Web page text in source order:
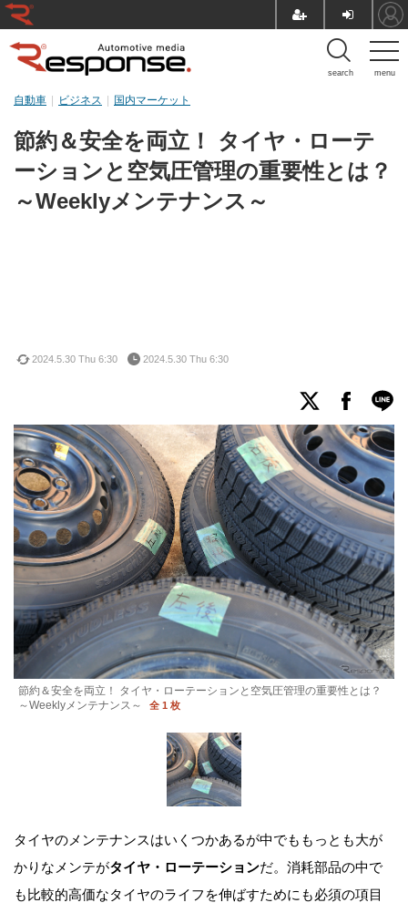
menu
search
節約＆安全を両立！ タイヤ・ローテ
ーションと空気圧管理の重要性とは？
～Weeklyメンテナンス～
自動車 ビジネス 国内マーケット
2024.5.30 Thu 6:30 2024.5.30 Thu 6:30
節約＆安全を両立！ タイヤ・ローテーションと空気圧管理の重要性とは？
～Weeklyメンテナンス～
全 1 枚
タイヤのメンテナンスはいくつかあるが中でももっとも大が
かりなメンテがタイヤ・ローテーションだ。消耗部品の中で
も比較的高価なタイヤのライフを伸ばすためにも必須の項目